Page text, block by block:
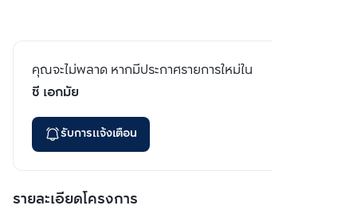
คุณจะไม่พลาด หากมีประกาศรายการใหม่ใน
ซี เอกมัย
รับการแจ้งเตือน
รายละเอียดโครงการ